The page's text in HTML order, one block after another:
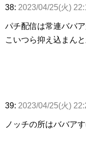
38: 2023/04/25(火)
パチ配信は常連ババ
こいつら抑え込まん
39: 2023/04/25(火)
ノッチの所はババア